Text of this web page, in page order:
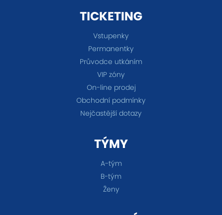
TICKETING
Vstupenky
Permanentky
Průvodce utkáním
VIP zóny
On-line prodej
Obchodní podmínky
Nejčastější dotazy
TÝMY
A-tým
B-tým
Ženy